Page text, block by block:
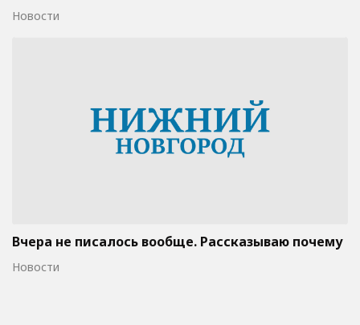
Новости
Вчера не писалось вообще. Рассказываю почему
Новости